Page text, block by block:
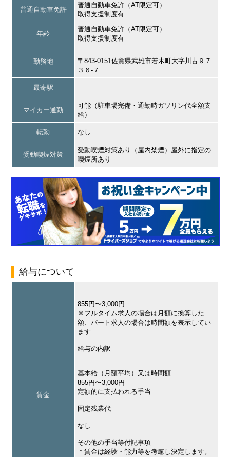
普通自動車免許
普通自動車免許（AT限定可）
取得支援制度有
年齢
普通自動車免許（AT限定可）
取得支援制度有
勤務地
〒843-0151佐賀県武雄市若木町大字川古９７
３６‐７
最寄駅
マイカー通勤
可能（駐車場完備・通勤時ガソリン代全額支
給）
転勤 なし
受動喫煙対策
受動喫煙対策あり（屋内禁煙）屋外に指定の
喫煙所あり
給与について
賃金
855円〜3,000円
※フルタイム求人の場合は月額に換算した
額、パート求人の場合は時間額を表示してい
ます
給与の内訳
基本給（月額平均）又は時間額
855円〜3,000円
定額的に支払われる手当
–
固定残業代
なし
その他の手当等付記事項
＊賃金は経験・能力等を考慮し決定します。